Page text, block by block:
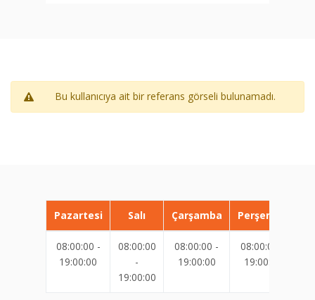
Bu kullanıcıya ait bir referans görseli bulunamadı.
Pazartesi Salı Çarşamba Perşembe
08:00:00 -
19:00:00
08:00:00
-
19:00:00
08:00:00 -
19:00:00
08:00:00 -
19:00:00